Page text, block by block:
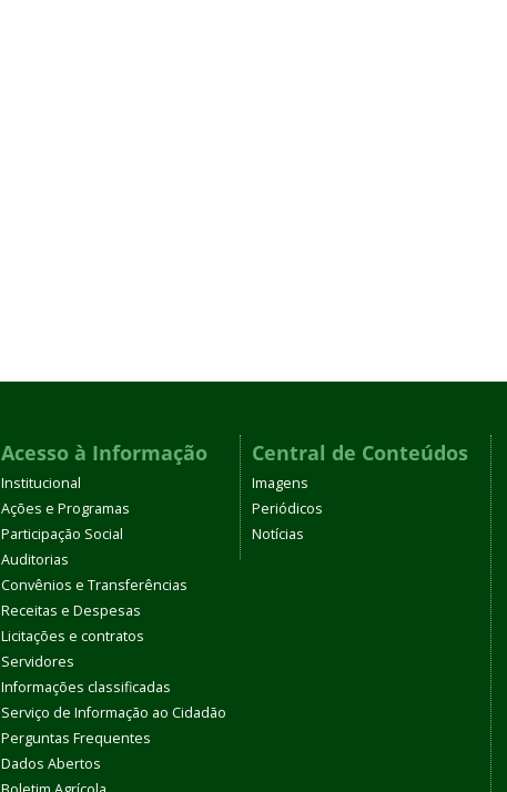
Acesso à Informação
Institucional
Ações e Programas
Participação Social
Auditorias
Convênios e Transferências
Receitas e Despesas
Licitações e contratos
Servidores
Informações classificadas
Serviço de Informação ao Cidadão
Perguntas Frequentes
Dados Abertos
Central de Conteúdos
Imagens
Periódicos
Notícias